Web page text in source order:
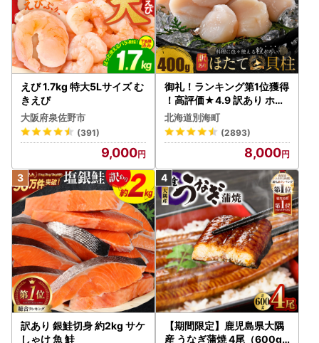
えび 1.7kg 特大5Lサイズ む
きえび
大阪府泉佐野市
(391)
9,000
御礼！ランキング第1位獲得
！高評価★4.9 訳あり ホタ
テ 400g（ほたて 帆立 貝柱
冷凍 ）
北海道別海町
(2893)
8,000
訳あり 銀鮭切身 約2kg サケ
しゃけ 魚 鮭
【期間限定】鹿児島県大隅
産 うなぎ蒲焼 4尾（600g